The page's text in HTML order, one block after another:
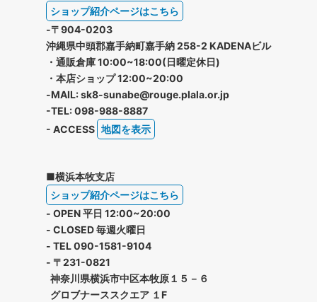
ショップ紹介ページはこちら
-〒904-0203
沖縄県中頭郡嘉手納町嘉手納 258-2 KADENAビル
・通販倉庫 10:00~18:00(日曜定休日)
・本店ショップ 12:00~20:00
-MAIL: sk8-sunabe@rouge.plala.or.jp
-TEL: 098-988-8887
- ACCESS 地図を表示
■横浜本牧支店
ショップ紹介ページはこちら
- OPEN 平日 12:00~20:00
- CLOSED 毎週火曜日
- TEL 090-1581-9104
- 〒231-0821
神奈川県横浜市中区本牧原１５－６
グロブナーススクエア １F